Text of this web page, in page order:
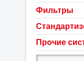
Фильтры
Прочие